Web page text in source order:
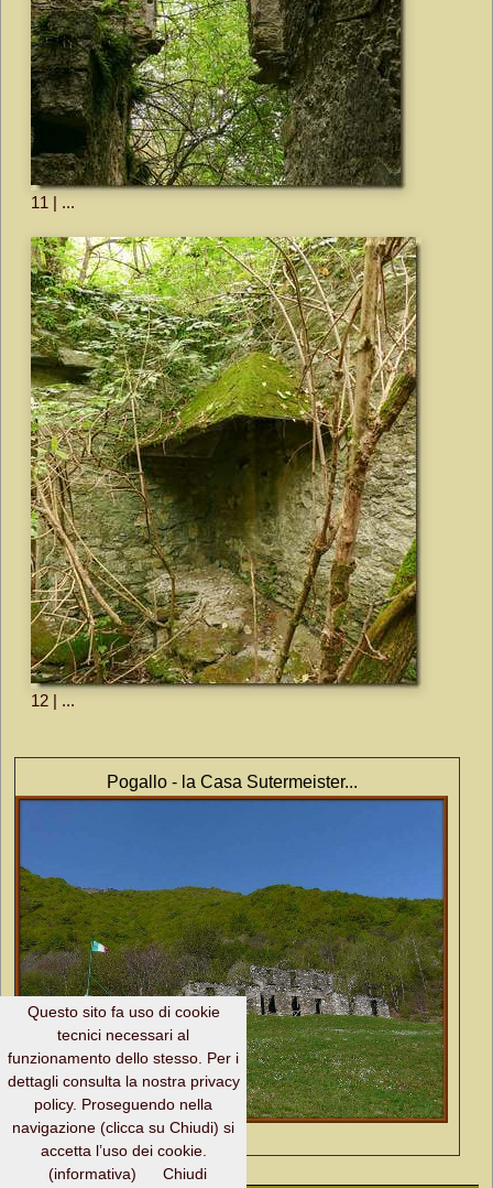
11 | ...
12 | ...
Pogallo - la Casa Sutermeister...
Home Page →
Questo sito fa uso di cookie
tecnici necessari al
funzionamento dello stesso. Per i
dettagli consulta la nostra privacy
policy. Proseguendo nella
navigazione (clicca su Chiudi) si
accetta l’uso dei cookie.
(informativa)
Chiudi